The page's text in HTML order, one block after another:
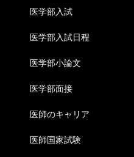
医学部入試
医学部入試日程
医学部小論文
医学部面接
医師のキャリア
医師国家試験